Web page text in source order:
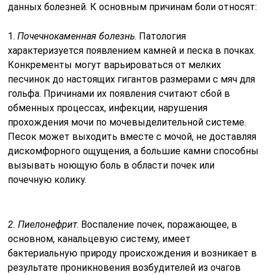
данных болезней. К основным причинам боли относят:
1.Почечнокаменная болезнь. Патология
характеризуется появлением камней и песка в почках.
Конкременты могут варьироваться от мелких
песчинок до настоящих гигантов размерами с мяч для
гольфа. Причинами их появления считают сбой в
обменных процессах, инфекции, нарушения
прохождения мочи по мочевыделительной системе.
Песок может выходить вместе с мочой, не доставляя
дискомфорного ощущения, а большие камни способны
вызывать ноющую боль в области почек или
почечную колику.
2. Пиелонефрит. Воспаление почек, поражающее, в
основном, канальцевую систему, имеет
бактериальную природу происхождения и возникает в
результате проникновения возбудителей из очагов